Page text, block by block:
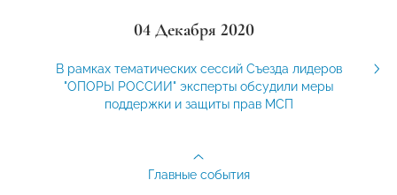
04 Декабря 2020
В рамках тематических сессий Съезда лидеров
"ОПОРЫ РОССИИ" эксперты обсудили меры
поддержки и защиты прав МСП
Главные события